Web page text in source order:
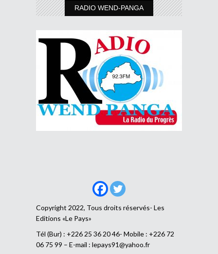
RADIO WEND-PANGA
Copyright 2022, Tous droits réservés- Les
Editions «Le Pays»
Tél (Bur) : +226 25 36 20 46- Mobile : +226 72
06 75 99 – E-mail : lepays91@yahoo.fr